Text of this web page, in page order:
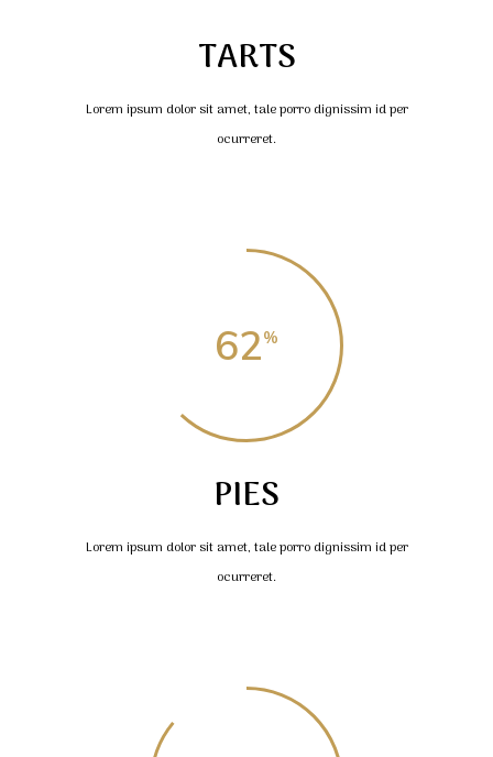
TARTS
Lorem ipsum dolor sit amet, tale porro dignissim id per
ocurreret.
62
PIES
Lorem ipsum dolor sit amet, tale porro dignissim id per
ocurreret.